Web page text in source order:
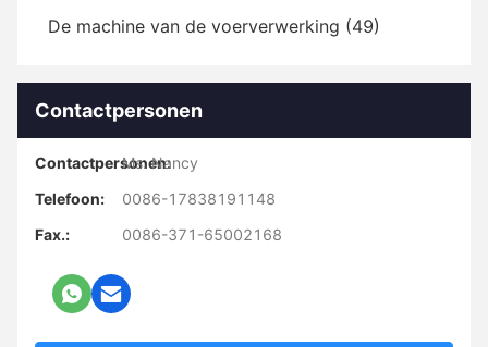
De machine van de voerverwerking (49)
Contactpersonen
Contactpersonen:
Ms. Nancy
Telefoon:
0086-17838191148
Fax.:
0086-371-65002168